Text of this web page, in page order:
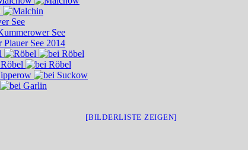
[BILDERLISTE ZEIGEN]